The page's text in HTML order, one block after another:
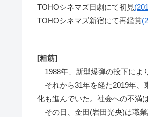
TOHOシネマズ日劇にて初見
TOHOシネマズ新宿にて再鑑賞
[粗筋]
1988年、新型爆弾の投下によ
それから31年を経た2019年、
化も進んでいた。社会への不満
その日、金田(岩田光央)は職